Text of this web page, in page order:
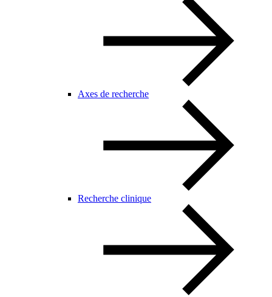
Axes de recherche
Recherche clinique